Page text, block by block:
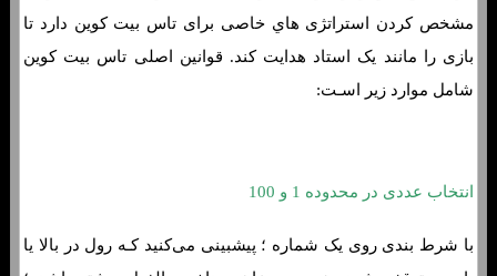
مشخص کردن استراتژی هاي‌ خاصی برای تاس بیت کوین دارد تا
بازی را مانند یک استاد هدایت کند. قوانین اصلی تاس بیت کوین
شامل موارد زیر اسـت:
انتخاب عددی در محدوده 1 و 100
با شرط بندی روی یک شماره ؛ پیشبینی می‌کنید کـه رول در بالا یا